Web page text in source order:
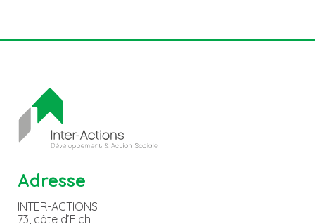
Adresse
INTER-ACTIONS
73, côte d’Eich